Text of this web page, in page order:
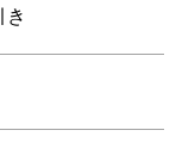
き